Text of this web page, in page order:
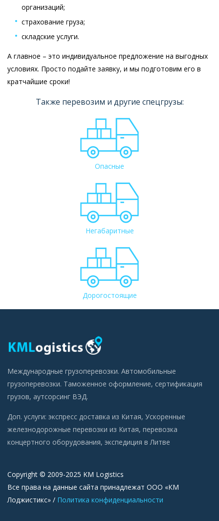
организаций;
страхование груза;
складские услуги.
А главное – это индивидуальное предложение на выгодных
условиях. Просто подайте заявку, и мы подготовим его в
кратчайшие сроки!
Также перевозим и другие спецгрузы:
Опасные
Негабаритные
Дорогостоящие
Международные грузоперевозки. Автомобильные
грузоперевозки. Таможенное оформление, сертификация
грузов, аутсорсинг ВЭД.
Доп. услуги: экспресс доставка из Китая, Ускоренные
железнодорожные перевозки из Китая, перевозка
концертного оборудования, экспедиция в Литве
Copyright © 2009-2025 KM Logistics
Все права на данные сайта принадлежат ООО «КМ
Лоджистикс» / Политика конфиденциальности